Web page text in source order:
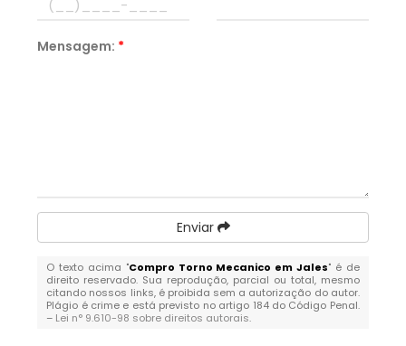
Mensagem: *
Enviar
O texto acima "Compro Torno Mecanico em Jales" é de
direito reservado. Sua reprodução, parcial ou total, mesmo
citando nossos links, é proibida sem a autorização do autor.
Plágio é crime e está previsto no artigo 184 do Código Penal.
– Lei n° 9.610-98 sobre direitos autorais.